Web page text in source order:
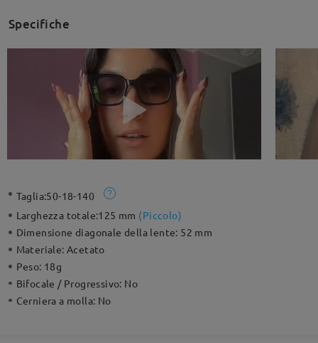
Specifiche
Taglia:50-18-140
Larghezza totale:125 mm (Piccolo)
Dimensione diagonale della lente: 52 mm
Materiale:Acetato
Peso: 18g
Bifocale / Progressivo: No
Cerniera a molla: No